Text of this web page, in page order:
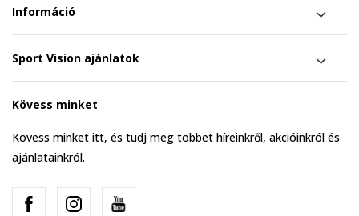
Információ
Sport Vision ajánlatok
Kövess minket
Kövess minket itt, és tudj meg többet híreinkről, akcióinkról és
ajánlatainkról.